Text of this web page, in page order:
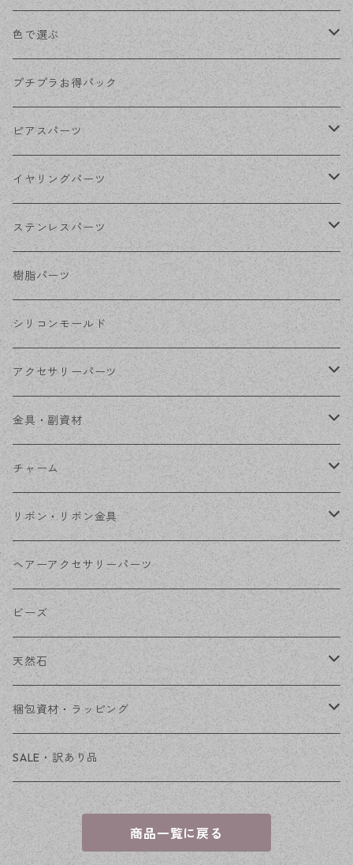
色で選ぶ
KCゴールド
ゴールド
シルバー
ホワイトシルバー
ステンレス・シルバー
ステンレス・ゴールド
プチプラお得パック
ピアスパーツ
ポストピアス
フックピアス
その他ピアス
イヤリングパーツ
ネジばねイヤリング
クリップイヤリング
ノンホールピアス
ステンレスパーツ
ステンレスピアス
ステンレスイヤリング
ステンレスチェーン
ステンレス金具
樹脂パーツ
シリコンモールド
アクセサリーパーツ
デザイン丸カン
フレーム
コネクター
その他
金具・副資材
丸カン
ピン類
花座・ビーズキャップ
チェーン
その他
チャーム
金属
アクリル・プラ
ファーボール
リボン・リボン金具
リボン
リボン金具
ヘアーアクセサリーパーツ
ビーズ
天然石
穴あき
穴なし
梱包資材・ラッピング
発送ボックス
アクセサリー台紙
OPP袋
SALE・訳あり品
商品一覧に戻る